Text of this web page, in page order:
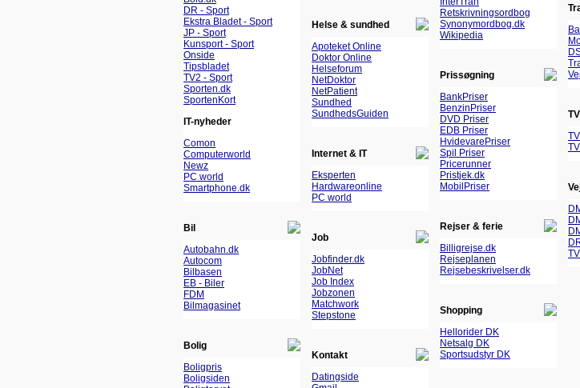
DR - Sport
Ekstra Bladet - Sport
JP - Sport
Kunsport - Sport
Onside
Tipsbladet
TV2 - Sport
Sporten.dk
SportenKort
IT-nyheder
Comon
Computerworld
Newz
PC world
Smartphone.dk
Bil
Autobahn.dk
Autocom
Bilbasen
EB - Biler
FDM
Bilmagasinet
Bolig
Boligpris
Boligsiden
Helse & sundhed
Apoteket Online
Doktor Online
Helseforum
NetDoktor
NetPatient
Sundhed
SundhedsGuiden
Internet & IT
Eksperten
Hardwareonline
PC world
Job
Jobfinder.dk
JobNet
Job Index
Jobzonen
Matchwork
Stepstone
Kontakt
Datingside
Retskrivningsordbog
Synonymordbog.dk
Wikipedia
Prissøgning
BankPriser
BenzinPriser
DVD Priser
EDB Priser
HvidevarePriser
Spil Priser
Pricerunner
Pristjek.dk
MobilPriser
Rejser & ferie
Billigrejse.dk
Rejseplanen
Rejsebeskrivelser.dk
Shopping
Hellorider DK
Netsalg DK
Sportsudstyr DK
TV